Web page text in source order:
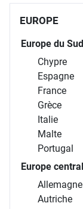
EUROPE
Europe du Sud
Chypre
Espagne
France
Grèce
Italie
Malte
Portugal
Europe
Allemagne
Autriche